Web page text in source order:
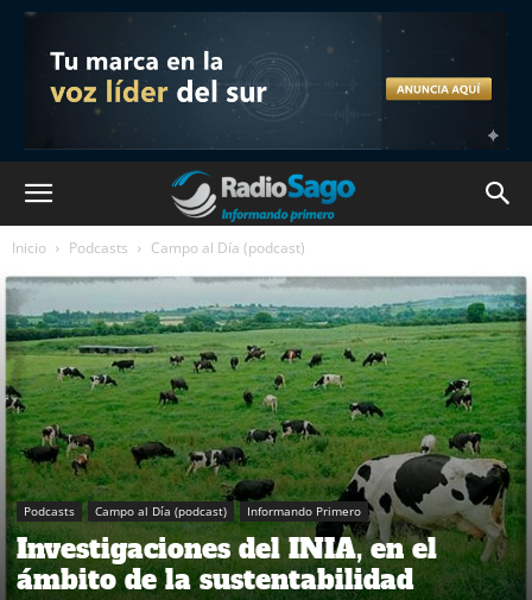
Inicio Podcasts Campo al Día (podcast)
Podcasts Campo al Día (podcast) Informando Primero
Investigaciones del INIA, en el
ámbito de la sustentabilidad